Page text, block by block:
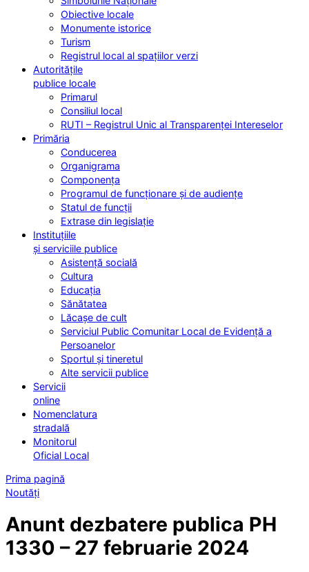
Obiective locale
Monumente istorice
Turism
Registrul local al spațiilor verzi
Autoritățile
publice locale
Primarul
Consiliul local
RUTI – Registrul Unic al Transparenței Intereselor
Primăria
Conducerea
Organigrama
Componența
Programul de funcționare și de audiențe
Statul de funcții
Extrase din legislație
Instituțiile
și serviciile publice
Asistență socială
Cultura
Educația
Sănătatea
Lăcașe de cult
Serviciul Public Comunitar Local de Evidență a
Persoanelor
Sportul și tineretul
Alte servicii publice
Servicii
online
Nomenclatura
stradală
Monitorul
Oficial Local
Prima pagină
Noutăți
Anunt dezbatere publica PH
1330 – 27 februarie 2024